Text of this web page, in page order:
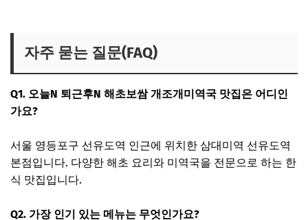
자주 묻는 질문(FAQ)
Q1. 오늘N 퇴근후N 해초보쌈 개조개미역국 맛집은 어디인
가요?
서울 영등포구 선유도역 인근에 위치한 삼대미역 선유도역
본점입니다. 다양한 해초 요리와 미역국을 전문으로 하는 한
식 맛집입니다.
Q2. 가장 인기 있는 메뉴는 무엇인가요?